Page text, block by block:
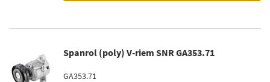
Spanrol (poly) V-riem SNR GA353.71
GA353.71